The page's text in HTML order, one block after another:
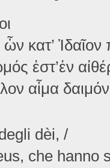
κατ’
ἐστ’ἐν
αἷμα
dèi, /
che hanno